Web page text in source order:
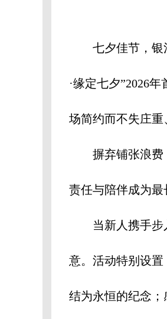
七夕佳节，银河
·缘定七夕”2026
场简约而不失庄重
摒弃铺张浪费，
责任与陪伴成为最
当新人携手步入
意。活动特别设
结为永恒的纪念